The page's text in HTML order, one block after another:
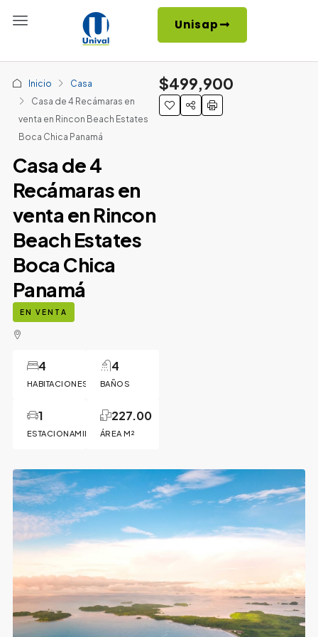
Unisap
Inicio
Casa
Casa de 4 Recámaras en
venta en Rincon Beach Estates
Boca Chica Panamá
Casa de 4
Recámaras en
venta en Rincon
Beach Estates
Boca Chica
Panamá
EN VENTA
HABITACIONES
4
BAÑOS
4
ESTACIONAMIENTO
1
ÁREA M²
227.00
$499,900